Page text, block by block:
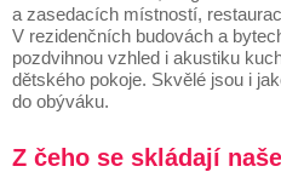
a zasedacích místností,
V rezidenčních budovách a
pozdvihnou vzhled i akustiku
dětského pokoje. Skvělé jsou i
do obýváku.
Z čeho se skládají